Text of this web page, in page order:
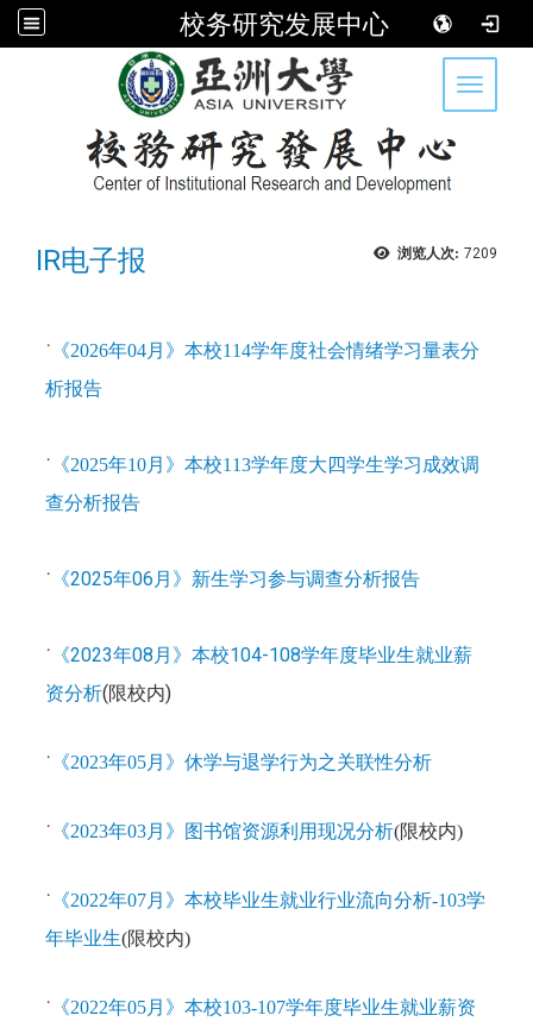
校务研究发展中心
Toggle
浏览人次: 7209
IR电子报
˙ 《2026年04月》本校114学年度社会情绪学习量表分
析报告
˙ 《2025年10月》 本校113学年度大四学生学习成效调
查分析报告
˙ 《2025年06月》新生学习参与调查分析报告
˙ 《2023年08月》本校104-108学年度毕业生就业薪
资分析(限校内)
˙ 《2023年05月》休学与退学行为之关联性分析
˙ 《2023年03月》图书馆资源利用现况分析(限校内)
˙ 《2022年07月》本校毕业生就业行业流向分析-103学
年毕业生(限校内)
˙ 《2022年05月》本校103-107学年度毕业生就业薪资